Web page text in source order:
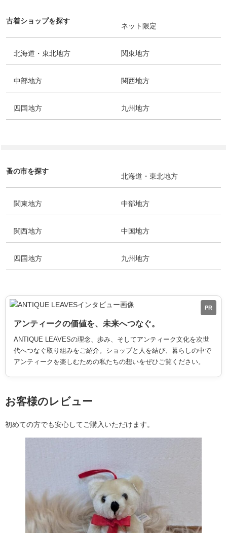
古着ショップを探す
ネット限定
北海道・東北地方 関東地方
中部地方 関西地方
四国地方 九州地方
蚤の市を探す
北海道・東北地方
関東地方 中部地方
関西地方 中国地方
四国地方 九州地方
PR
アンティークの価値を、未来へつなぐ。
ANTIQUE LEAVESの理念、歩み、そしてアンティーク文化を次世
代へつなぐ取り組みをご紹介。ショップと人を結び、暮らしの中で
アンティークを楽しむための私たちの想いをぜひご覧ください。
お客様のレビュー
初めての方でも安心してご購入いただけます。